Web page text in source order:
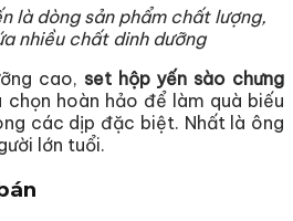
là dòng sản phẩm chất lượng,
nhiều chất dinh dưỡng
cao, set hộp yến sào chưng
chọn hoàn hảo để làm quà biếu
các dịp đặc biệt. Nhất là ông
lớn tuổi.